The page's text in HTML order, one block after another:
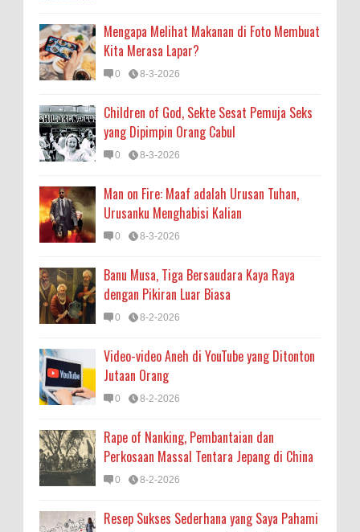
Mengapa Melihat Makanan di Foto Membuat
Kita Merasa Lapar?
0 8-3-2026
Children of God, Sekte Sesat Pemuja Seks
yang Dipimpin Orang Cabul
0 8-3-2026
Man on Fire: Maaf adalah Urusan Tuhan,
Urusanku Menghabisi Kalian
0 8-3-2026
Banu Musa, Tiga Bersaudara Kaya Raya
dengan Pikiran Luar Biasa
0 8-2-2026
Video-video Aneh di YouTube yang Ditonton
Jutaan Orang
0 8-2-2026
Rape of Nanking, Pembantaian dan
Perkosaan Massal Tentara Jepang di China
0 8-2-2026
Resep Sukses Sederhana yang Saya Pahami